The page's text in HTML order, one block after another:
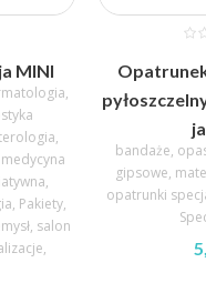
MINI
,
,
medycyna
,
, Pakiety,
, salon
,
bandaże,
gipsowe,
opatrunki